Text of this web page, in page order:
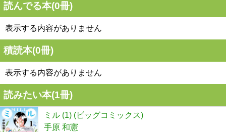
読んでる本(0冊)
表示する内容がありません
積読本(0冊)
表示する内容がありません
読みたい本(1冊)
ミル (1) (ビッグコミックス)
手原 和憲